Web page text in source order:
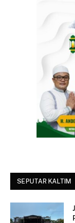
SEPUTAR KALTIM